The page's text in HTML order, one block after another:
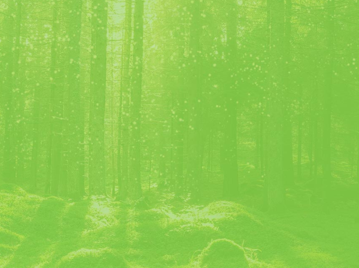
Nos offres d’emplois
Information Calories :
voir le site Infos Calories Alcool
L’abus d’alcool est dangereux pour la santé